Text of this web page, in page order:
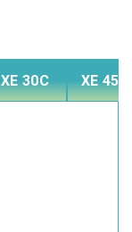
XE 30C XE 45C